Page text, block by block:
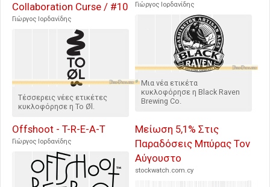
Collaboration Curse / #10
Γιώργος Ιορδανίδης
Τέσσερεις νέες ετικέτες
κυκλοφόρησε η To Øl.
Γιώργος Ιορδανίδης
Μια νέα ετικέτα
κυκλοφόρησε η Black Raven
Brewing Co.
Offshoot - T-R-E-A-T
Γιώργος Ιορδανίδης
Μείωση 5,1% Στις
Παραδόσεις Μπύρας Τον
Αύγουστο
stockwatch.com.cy